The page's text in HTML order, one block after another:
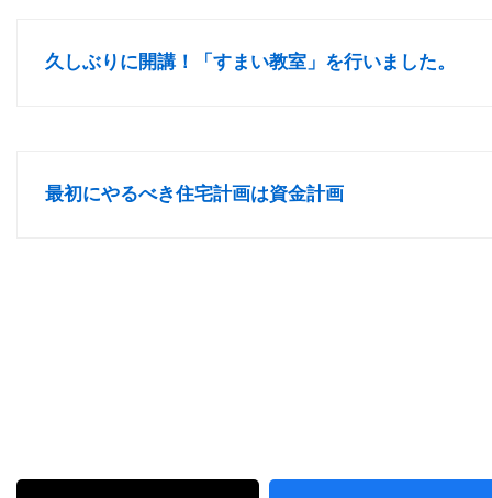
久しぶりに開講！「すまい教室」を行いました。
最初にやるべき住宅計画は資金計画